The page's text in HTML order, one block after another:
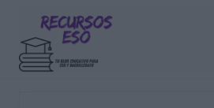
contenido
principal
barra